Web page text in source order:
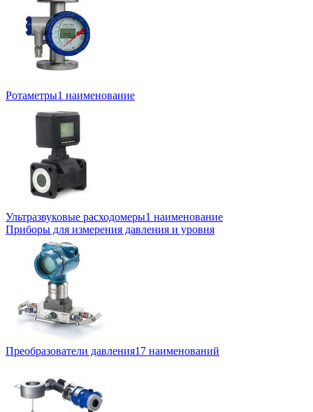
Ротаметры1 наименование
Ультразвуковые расходомеры1 наименование
Приборы для измерения давления и уровня
Преобразователи давления17 наименований